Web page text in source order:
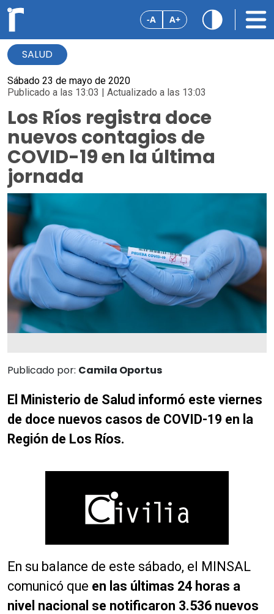
-A A+
SALUD
Sábado 23 de mayo de 2020
Publicado a las 13:03 | Actualizado a las 13:03
Los Ríos registra doce
nuevos contagios de
COVID-19 en la última
jornada
Publicado por: Camila Oportus
El Ministerio de Salud informó este viernes
de doce nuevos casos de COVID-19 en la
Región de Los Ríos.
En su balance de este sábado, el MINSAL
comunicó que en las últimas 24 horas a
nivel nacional se notificaron 3.536 nuevos